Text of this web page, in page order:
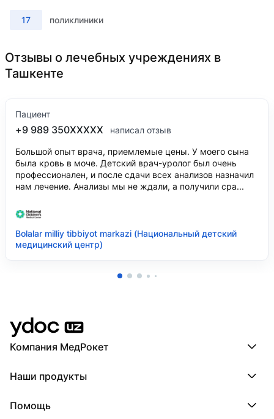
17 поликлиники
Отзывы о лечебных учреждениях в
Ташкенте
Пациент
+9 989 350XXXXX написал отзыв
Большой опыт врача, приемлемые цены. У моего сына
была кровь в моче. Детский врач-уролог был очень
профессионален, и после сдачи всех анализов назначил
нам лечение. Анализы мы не ждали, а получили сра...
Bolalar milliy tibbiyot markazi (Национальный детский
медицинский центр)
Компания МедРокет
О YDoc
Наши продукты
ПроТаблетки
Помощь